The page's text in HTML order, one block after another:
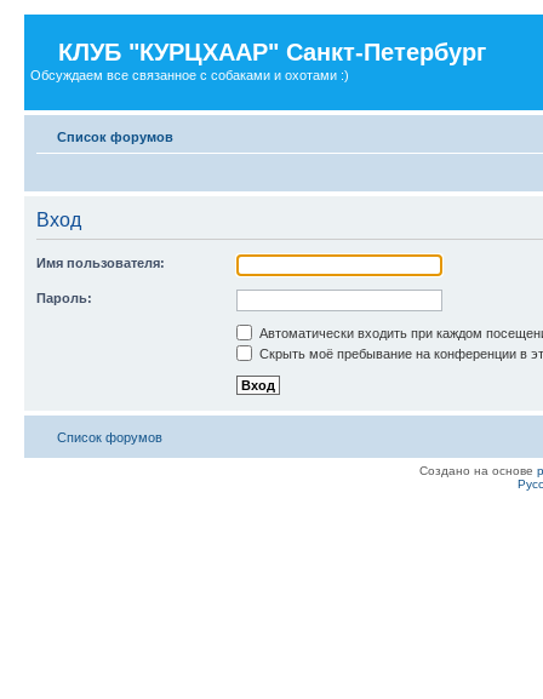
КЛУБ "КУРЦХААР" Санкт-Петербург
Обсуждаем все связанное с собаками и охотами :)
Список форумов
Вход
Имя пользователя:
Пароль:
Автоматически входить при каждом
Скрыть моё пребывание на конференции в
Список форумов
Создано на основе